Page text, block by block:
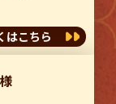
はこちら